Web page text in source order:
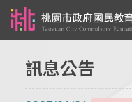
訊息公告